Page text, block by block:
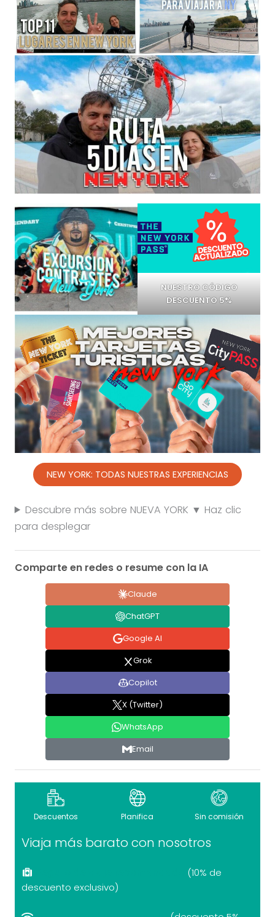
NUESTRO CÓDIGO
DESCUENTO 5%
NEW YORK: TODAS NUESTRAS EXPERIENCIAS
Descubre más sobre NUEVA YORK ▼ Haz clic
para desplegar
Comparte en redes o resume con la IA
Claude
ChatGPT
Google AI
Grok
Copilot
X (Twitter)
WhatsApp
Email
Descuentos Planifica Sin comisión
Viaja más barato con nosotros
(10% de
descuento exclusivo)